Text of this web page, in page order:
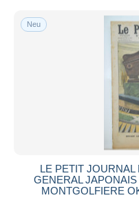
Neu
LE PETIT JOURNAL
GENERAL
MONTGOLFIERE